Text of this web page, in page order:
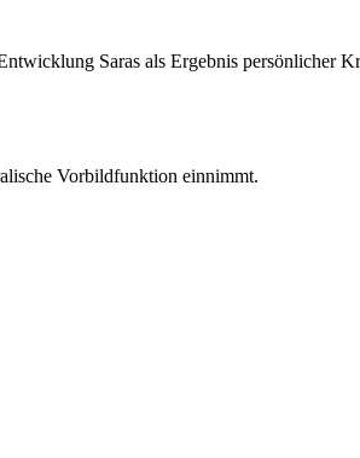
Saras als Ergebnis persönlicher
Vorbildfunktion einnimmt.